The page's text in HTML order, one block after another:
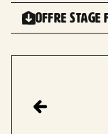
OFFRE STAGE